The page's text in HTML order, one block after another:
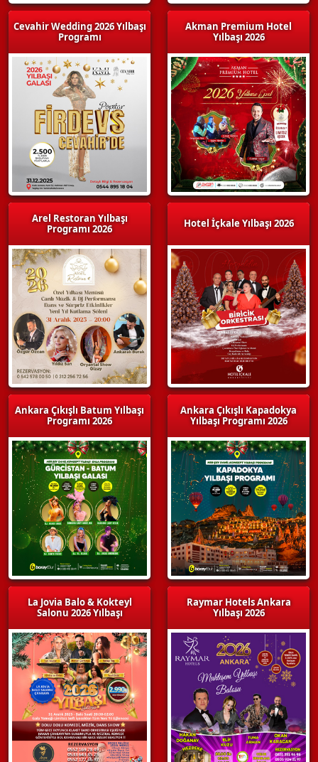
Cevahir Wedding 2026 Yılbaşı
Programı
Arel Restoran Yılbaşı
Programı 2026
Ankara Çıkışlı Batum Yılbaşı
Programı 2026
La Jovia Balo & Kokteyl
Salonu 2026 Yılbaşı
Akman Premium Hotel
Yılbaşı 2026
Hotel İçkale Yılbaşı 2026
Ankara Çıkışlı Kapadokya
Yılbaşı Programı 2026
Raymar Hotels Ankara
Yılbaşı 2026